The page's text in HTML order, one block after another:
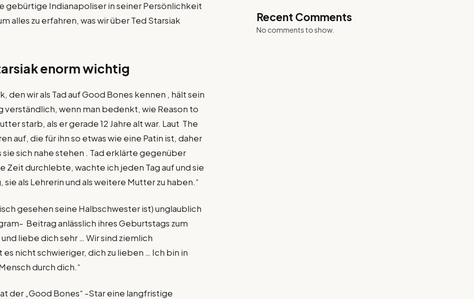
gebürtige Indianapoliser in seiner Persönlichkeit
alles zu erfahren, was wir über Ted Starsiak
enorm wichtig
den wir als Tad auf Good Bones kennen , hält sein
verständlich, wenn man bedenkt, wie Reason to
starb, als er gerade 12 Jahre alt war. Laut The
auf, die für ihn so etwas wie eine Patin ist, daher
sich nahe stehen . Tad erklärte gegenüber
Zeit durchlebte, wachte ich jeden Tag auf und sie
sie als Lehrerin und als weitere Mutter zu haben.“
gesehen seine Halbschwester ist) unglaublich
Beitrag anlässlich ihres Geburtstags zum
liebe dich sehr … Wir sind ziemlich
nicht schwieriger, dich zu lieben … Ich bin in
durch dich.“
der „Good Bones“ -Star eine langfristige
Recent Comments
No comments to show.